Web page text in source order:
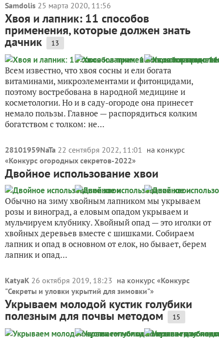
Samdolis 25 марта 2020, 11:56
Хвоя и лапник: 11 способов
применения, которые должен знать
дачник 13
Всем известно, что хвоя сосны и ели богата
витаминами, микроэлементами и фитонцидами,
поэтому востребована в народной медицине и
косметологии. Но и в саду-огороде она принесет
немало пользы. Главное — распорядиться колким
богатством с толком: не...
28101959NaTa 22 сентября 2022, 11:01 на конкурс
«Конкурс огородных секретов-2022»
Двойное использование хвои
Обычно на зиму хвойным лапником мы укрываем
розы и виноград, а еловым опадом укрываем и
мульчируем клубнику. Хвойный опад — это иголки от
хвойных деревьев вместе с шишками. Собираем
лапник и опад в основном от елок, но бывает, берем
лапник и опад...
KatyaK 26 октября 2019, 18:23 на конкурс «Конкурс
"Секреты и уловки укрытий для зимовки"»
Укрываем молодой кустик голубики
полезным для почвы методом 15